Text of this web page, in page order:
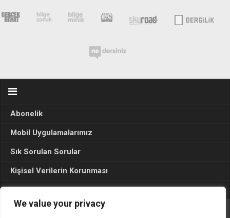
We value your privacy
Abonelik
Mobil Uygulamalarımız
Sık Sorulan Sorular
Kişisel Verilerin Korunması
Seçim Sonuçları 2024